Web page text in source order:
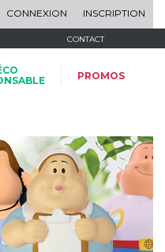
CONNEXION INSCRIPTION
CONTACT
PROMOS